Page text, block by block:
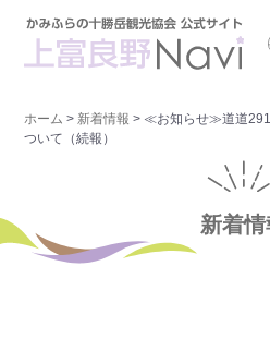
ホーム > 新着情報 > ≪お知らせ≫道道
ついて（続報）
新着情